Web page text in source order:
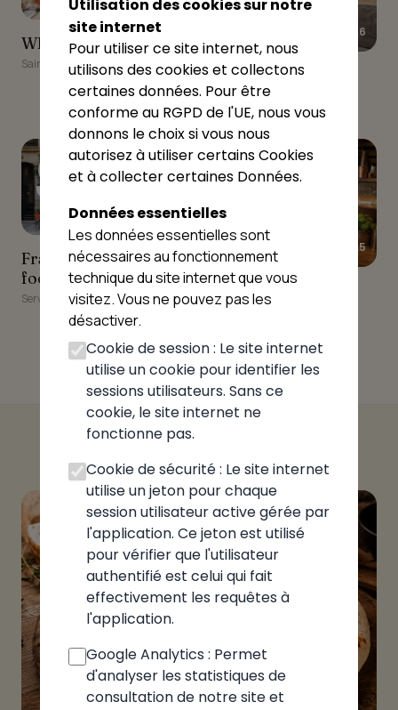
WILKI PIZZA
WILKI PIZZA
Saint-Paul-de-Varax Chez Totor Servas
4.6
Chez Totor Servas
Servas
Francesco Battaglia food
truck pizza
9
★★★★☆ 4.3
Francesco Battaglia
food truck pizza
Servas
Le Certinois
10
★★★★★ 4.5
Le Certinois
Certines
Utilisation des cookies sur notre
site internet
Pour utiliser ce site internet, nous
utilisons des cookies et collectons
certaines données. Pour être
conforme au RGPD de l'UE, nous vous
donnons le choix si vous nous
autorisez à utiliser certains Cookies
et à collecter certaines Données.
Données essentielles
Les données essentielles sont
nécessaires au fonctionnement
technique du site internet que vous
visitez. Vous ne pouvez pas les
désactiver.
Cookie de session : Le site internet
utilise un cookie pour identifier les
sessions utilisateurs. Sans ce
cookie, le site internet ne
fonctionne pas.
Cookie de sécurité : Le site internet
utilise un jeton pour chaque
session utilisateur active gérée par
l'application. Ce jeton est utilisé
pour vérifier que l'utilisateur
authentifié est celui qui fait
effectivement les requêtes à
l'application.
Google Analytics : Permet
d'analyser les statistiques de
consultation de notre site et